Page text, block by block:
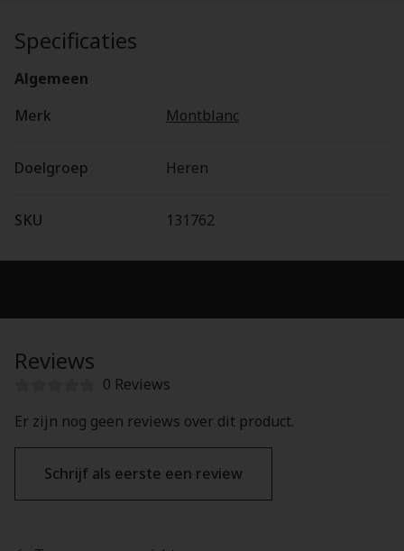
Specificaties
Algemeen
Merk
Montblanc
Doelgroep Heren
SKU 131762
Reviews
0 Reviews
Er zijn nog geen reviews over dit product.
Schrijf als eerste een review